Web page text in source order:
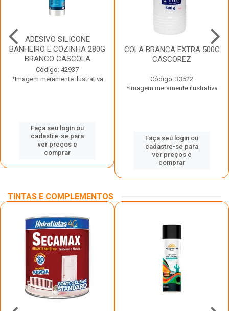
ADESIVO SILICONE
BANHEIRO E COZINHA 280G
BRANCO CASCOLA
Código: 42937
*Imagem meramente ilustrativa
Faça seu login ou
cadastre-se para
ver preços e
comprar
COLA BRANCA EXTRA 500G
CASCOREZ
Código: 33522
*Imagem meramente ilustrativa
Faça seu login ou
cadastre-se para
ver preços e
comprar
TINTAS E COMPLEMENTOS